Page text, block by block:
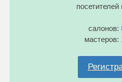
салонов:
мастеров: